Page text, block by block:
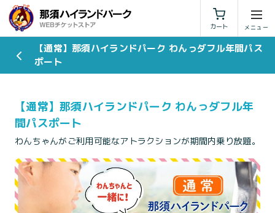
カート
利用規約 特定商取引法に基づく表示
【通常】那須ハイランドパーク わんっダフル年間パス
ポート
【通常】那須ハイランドパーク わんっダフル年
間パスポート
わんちゃんがご利用可能なアトラクションが期間内乗り放題。